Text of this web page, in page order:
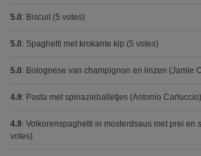
5.0: Biscuit (5 votes)
5.0: Spaghetti met krokante kip (5 votes)
5.0: Bolognese van champignon en linzen (Jamie
4.9: Pasta met spinazieballetjes (Antonio Carluccio)
4.9: Volkorenspaghetti in mosterdsaus met prei en
votes)